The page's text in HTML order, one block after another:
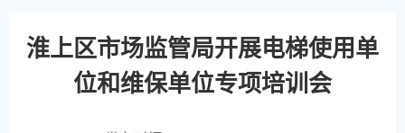
淮上区市场监管局开展电梯使用单
位和维保单位专项培训会